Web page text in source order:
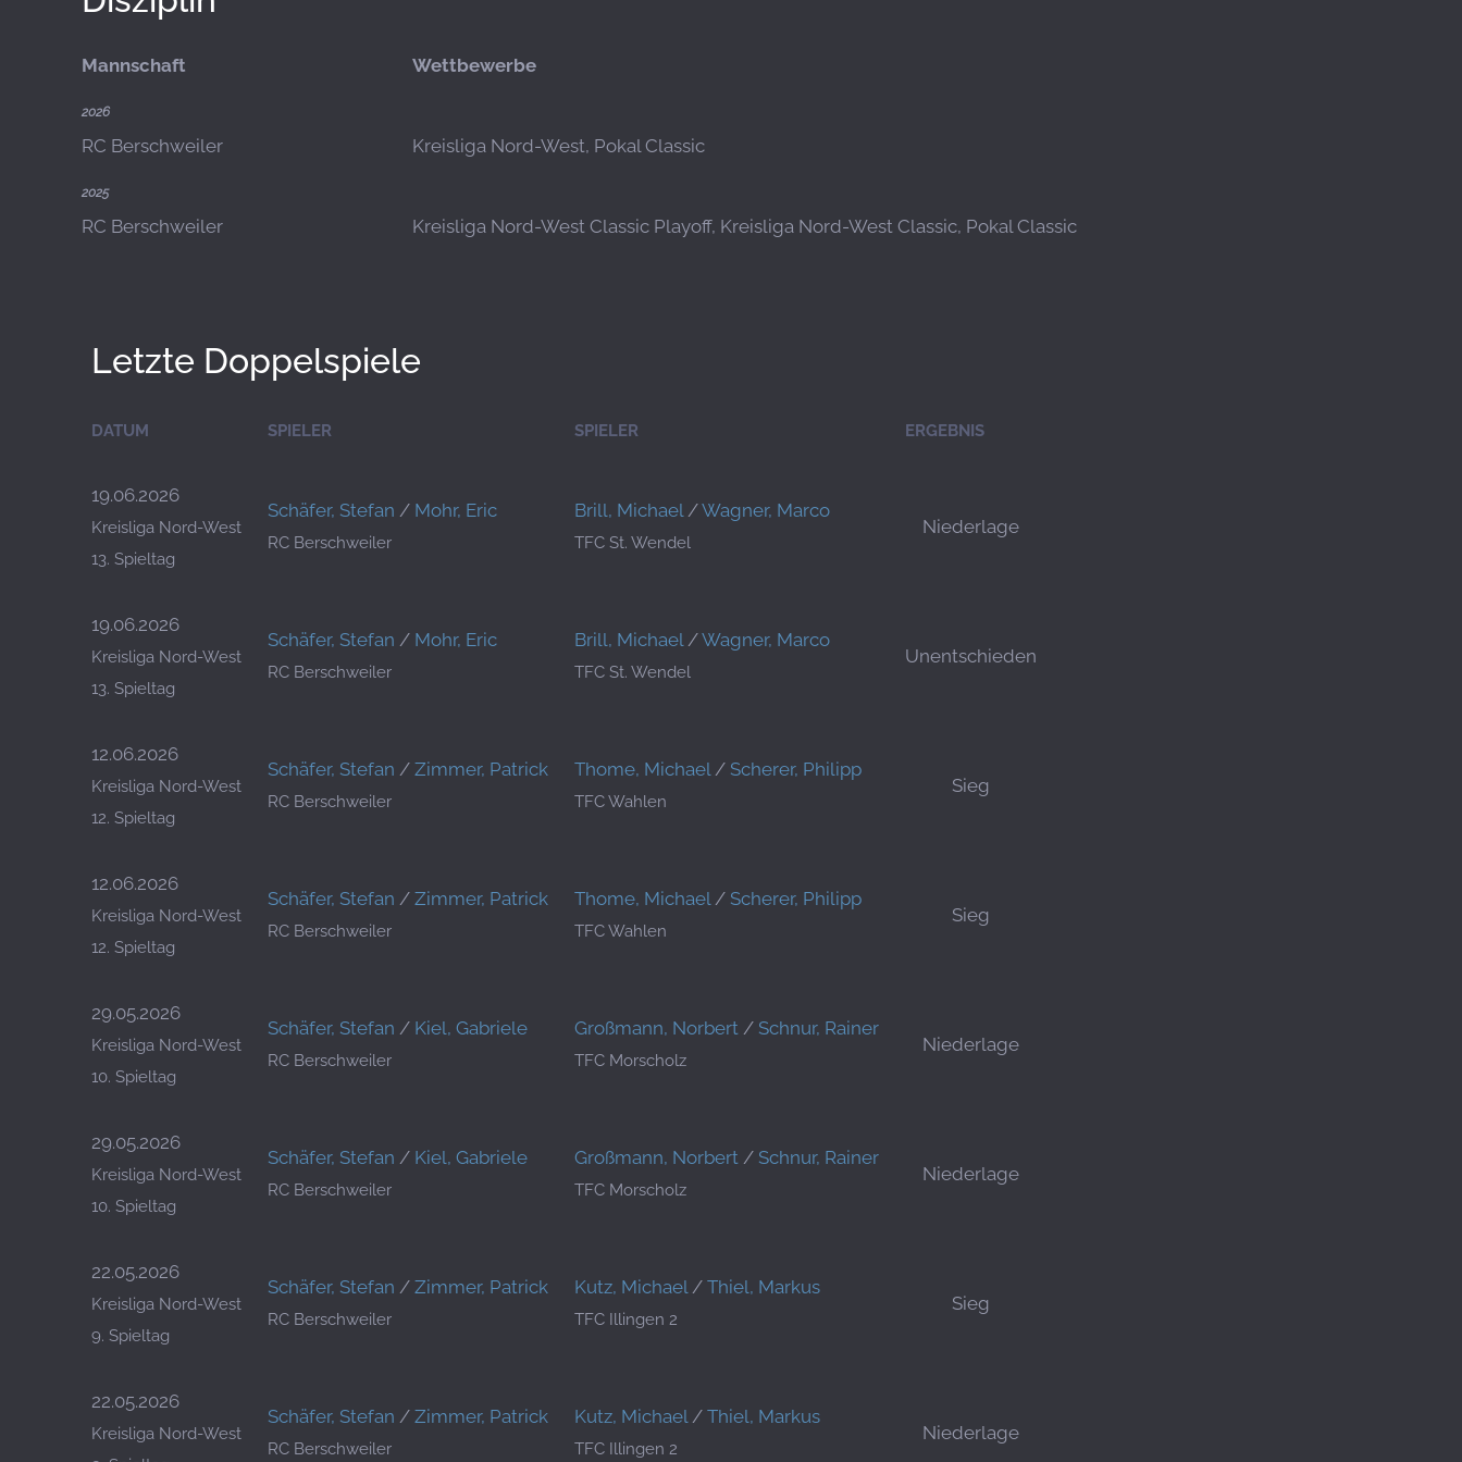
Mannschaft Wettbewerbe
2026
RC Berschweiler Kreisliga Nord-West, Pokal Classic
2025
RC Berschweiler Kreisliga Nord-West Classic Playoff, Kreisliga Nord-West Classic, Pokal Classic
Letzte Doppelspiele
DATUM SPIELER SPIELER ERGEBNIS
19.06.2026
Kreisliga Nord-West
13. Spieltag
Schäfer, Stefan / Mohr, Eric
RC Berschweiler
Brill, Michael/Wagner, Marco
TFC St. Wendel
Niederlage
19.06.2026
Kreisliga Nord-West
13. Spieltag
Schäfer, Stefan / Mohr, Eric
RC Berschweiler
Brill, Michael/Wagner, Marco
TFC St. Wendel
Unentschieden
12.06.2026
Kreisliga Nord-West
12. Spieltag
Schäfer, Stefan / Zimmer, Patrick
RC Berschweiler
Thome, Michael/ Scherer, Philipp
TFC Wahlen
Sieg
12.06.2026
Kreisliga Nord-West
12. Spieltag
Schäfer, Stefan / Zimmer, Patrick
RC Berschweiler
Thome, Michael/ Scherer, Philipp
TFC Wahlen
Sieg
29.05.2026
Kreisliga Nord-West
10. Spieltag
Schäfer, Stefan / Kiel, Gabriele
RC Berschweiler
Großmann, Norbert / Schnur, Rainer
TFC Morscholz
Niederlage
29.05.2026
Kreisliga Nord-West
10. Spieltag
Schäfer, Stefan / Kiel, Gabriele
RC Berschweiler
Großmann, Norbert / Schnur, Rainer
TFC Morscholz
Niederlage
22.05.2026
Kreisliga Nord-West
9. Spieltag
Schäfer, Stefan / Zimmer, Patrick
RC Berschweiler
Kutz, Michael/ Thiel, Markus
TFC Illingen 2
Sieg
22.05.2026
Kreisliga Nord-West
Schäfer, Stefan / Zimmer, Patrick
RC Berschweiler
Kutz, Michael/ Thiel, Markus
TFC Illingen 2
Niederlage